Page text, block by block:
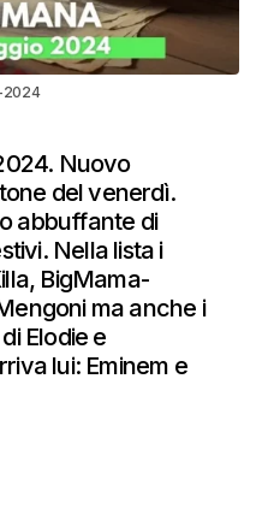
2024
Nuovo
del venerdì.
abbuffante di
Nella lista i
BigMama-
ma anche i
Elodie e
lui: Eminem e